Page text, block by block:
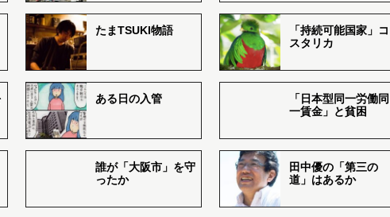
たまTSUKI物語
「持続可能国家」コ
スタリカ
ある日の入管
「日本型同一労働同
一賃金」と貧困
誰が「大阪市」を守
ったか
田中優の「第三の
道」はあるか